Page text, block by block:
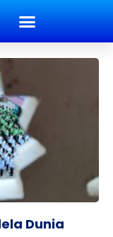
Dunia